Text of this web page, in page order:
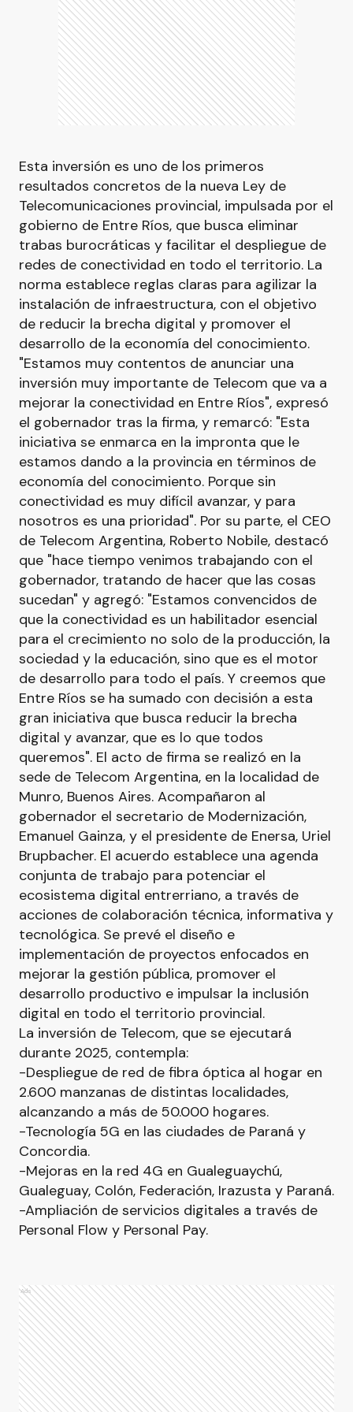
Esta inversión es uno de los primeros
resultados concretos de la nueva Ley de
Telecomunicaciones provincial, impulsada por el
gobierno de Entre Ríos, que busca eliminar
trabas burocráticas y facilitar el despliegue de
redes de conectividad en todo el territorio. La
norma establece reglas claras para agilizar la
instalación de infraestructura, con el objetivo
de reducir la brecha digital y promover el
desarrollo de la economía del conocimiento.
"Estamos muy contentos de anunciar una
inversión muy importante de Telecom que va a
mejorar la conectividad en Entre Ríos", expresó
el gobernador tras la firma, y remarcó: "Esta
iniciativa se enmarca en la impronta que le
estamos dando a la provincia en términos de
economía del conocimiento. Porque sin
conectividad es muy difícil avanzar, y para
nosotros es una prioridad". Por su parte, el CEO
de Telecom Argentina, Roberto Nobile, destacó
que "hace tiempo venimos trabajando con el
gobernador, tratando de hacer que las cosas
sucedan" y agregó: "Estamos convencidos de
que la conectividad es un habilitador esencial
para el crecimiento no solo de la producción, la
sociedad y la educación, sino que es el motor
de desarrollo para todo el país. Y creemos que
Entre Ríos se ha sumado con decisión a esta
gran iniciativa que busca reducir la brecha
digital y avanzar, que es lo que todos
queremos". El acto de firma se realizó en la
sede de Telecom Argentina, en la localidad de
Munro, Buenos Aires. Acompañaron al
gobernador el secretario de Modernización,
Emanuel Gainza, y el presidente de Enersa, Uriel
Brupbacher. El acuerdo establece una agenda
conjunta de trabajo para potenciar el
ecosistema digital entrerriano, a través de
acciones de colaboración técnica, informativa y
tecnológica. Se prevé el diseño e
implementación de proyectos enfocados en
mejorar la gestión pública, promover el
desarrollo productivo e impulsar la inclusión
digital en todo el territorio provincial.
La inversión de Telecom, que se ejecutará
durante 2025, contempla:
-Despliegue de red de fibra óptica al hogar en
2.600 manzanas de distintas localidades,
alcanzando a más de 50.000 hogares.
-Tecnología 5G en las ciudades de Paraná y
Concordia.
-Mejoras en la red 4G en Gualeguaychú,
Gualeguay, Colón, Federación, Irazusta y Paraná.
-Ampliación de servicios digitales a través de
Personal Flow y Personal Pay.
Ads